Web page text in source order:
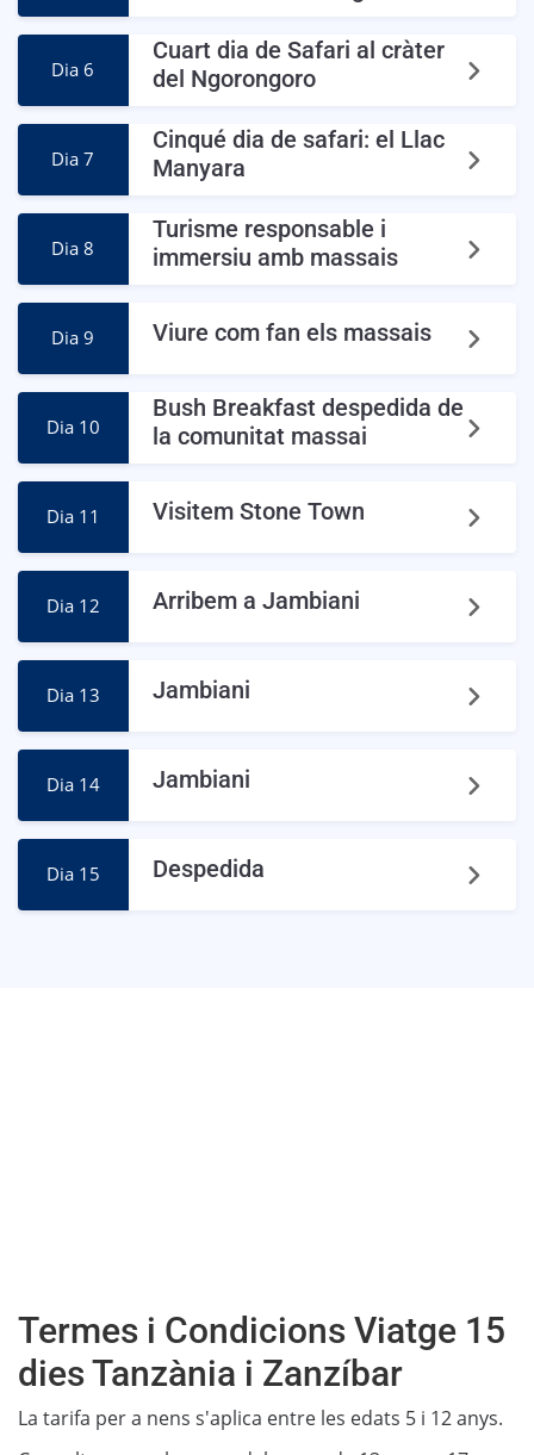
Dia 6
Cuart dia de Safari al cràter
del Ngorongoro
Dia 7
Cinqué dia de safari: el Llac
Manyara
Dia 8
Turisme responsable i
immersiu amb massais
Dia 9 Viure com fan els massais
Dia 10
Bush Breakfast despedida de
la comunitat massai
Dia 11 Visitem Stone Town
Dia 12 Arribem a Jambiani
Dia 13 Jambiani
Dia 14 Jambiani
Dia 15 Despedida
Termes i Condicions Viatge 15
dies Tanzània i Zanzíbar
La tarifa per a nens s'aplica entre les edats 5 i 12 anys.